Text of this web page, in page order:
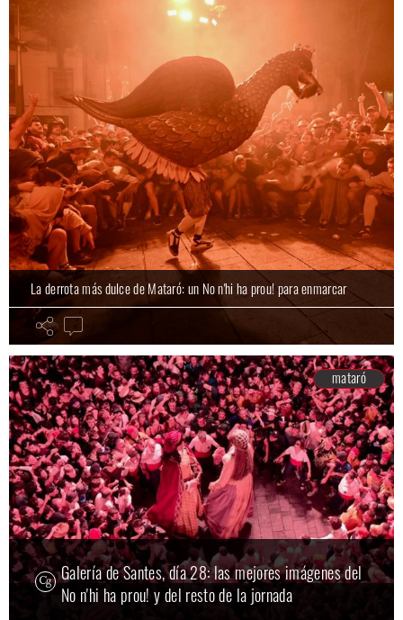
La derrota más dulce de Mataró: un No n'hi ha prou! para enmarcar
mataró
Galería de Santes, día 28: las mejores imágenes del
No n'hi ha prou! y del resto de la jornada